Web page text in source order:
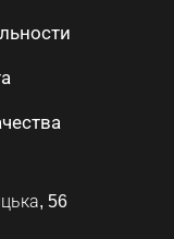
56